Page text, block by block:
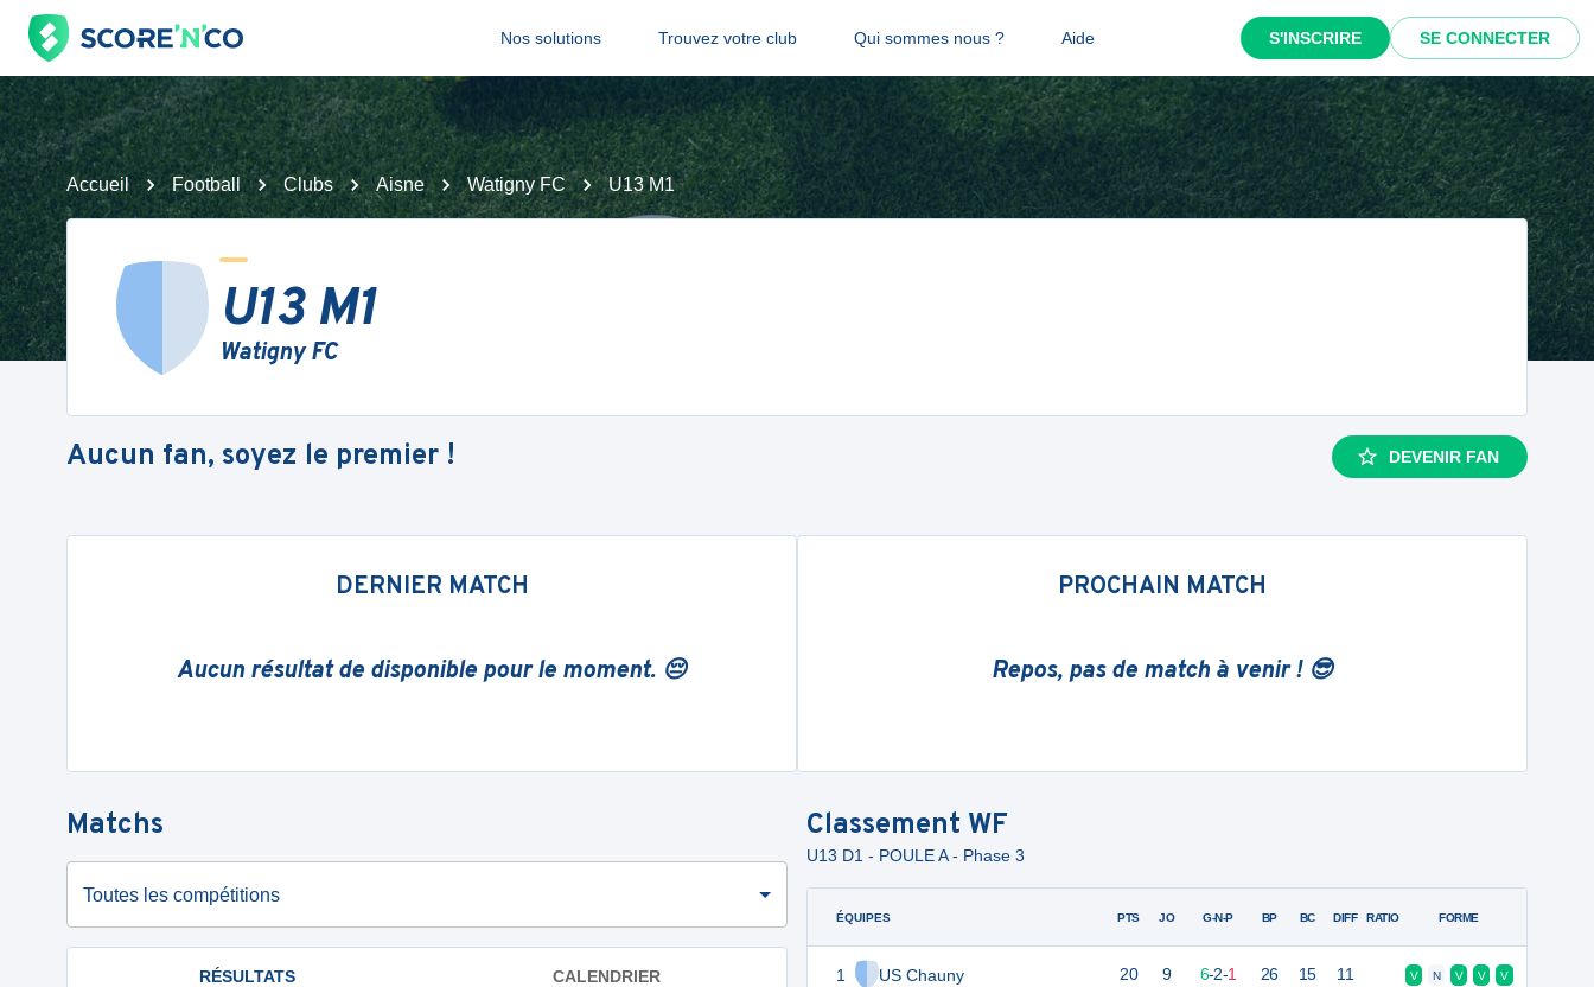
Nos solutions Trouvez votre club Qui sommes nous ? Aide S'INSCRIRE SE CONNECTER
Accueil Football Clubs Aisne Watigny FC U13 M1
U13 M1
Watigny FC
Aucun fan, soyez le premier ! DEVENIR FAN
DERNIER MATCH
Aucun résultat de disponible pour le moment. 😔
PROCHAIN MATCH
Repos, pas de match à venir ! 😎
Matchs
Toutes les compétitions
RÉSULTATS CALENDRIER
Classement WF
U13 D1 - POULE A - Phase 3
ÉQUIPES
1 US Chauny
PTS JO G-N-P BP BC DIFF RATIO FORME
20 9 6-2-1 26 15 11 V N V V V